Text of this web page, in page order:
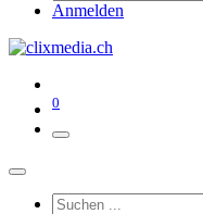
Anmelden
0